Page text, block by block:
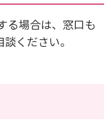
る場合は、窓口も
談ください。